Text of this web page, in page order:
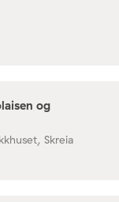
og
Skreia